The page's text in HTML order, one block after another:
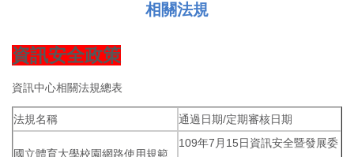
相關法規
資訊安全政策
資訊中心相關法規總表
法規名稱 通過日期/定期審核日期
國立體育大學校園網路使用規範
109年7月15日資訊安全暨發展委